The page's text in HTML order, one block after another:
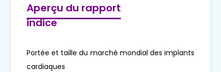
Aperçu du rapport
indice
Portée et taille du marché mondial des implants
cardiaques